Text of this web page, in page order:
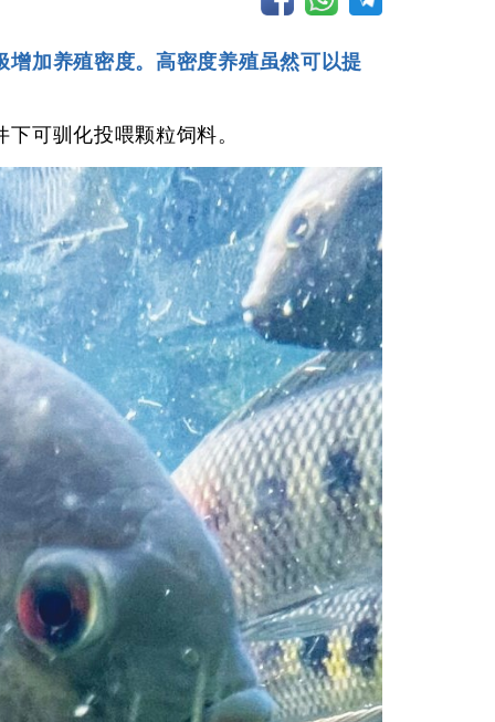
加养殖密度。高密度养殖虽然可以提
可驯化投喂颗粒饲料。